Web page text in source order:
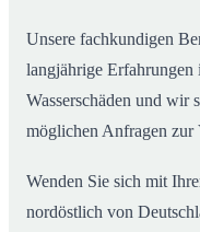
Unsere fachkundigen
langjährige Erfahrungen
Wasserschäden und wir
möglichen Anfragen zur
Wenden Sie sich mit
nordöstlich von